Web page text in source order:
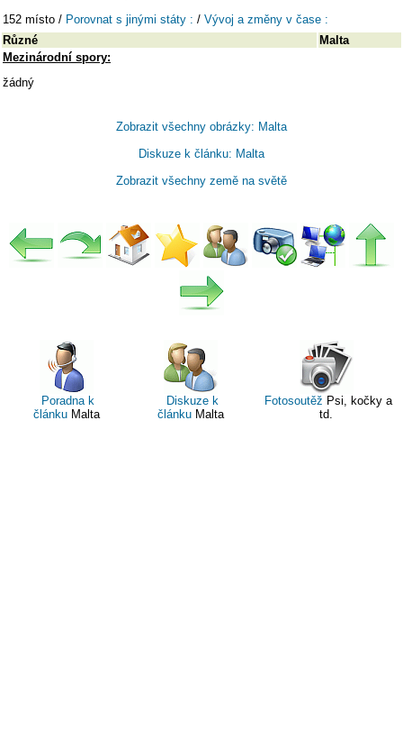
152 místo / Porovnat s jinými státy : / Vývoj a změny v čase :
Různé
Malta
Mezinárodní spory:
žádný
Zobrazit všechny obrázky: Malta
Diskuze k článku: Malta
Zobrazit všechny země na světě
Poradna k
článkuMalta
Diskuze k
článku Malta
Fotosoutěž Psi, kočky a
td.